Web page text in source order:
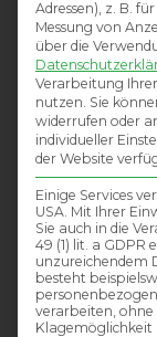
Adressen), z. B.
Messung von
über die
Verarbeitung
nutzen. Sie
widerrufen oder
individueller
der Website
Einige Services
USA. Mit Ihrer
Sie auch in die
49 (1) lit. a GDPR
unzureichendem
besteht
verarbeiten, ohne
Klagemöglichkeit